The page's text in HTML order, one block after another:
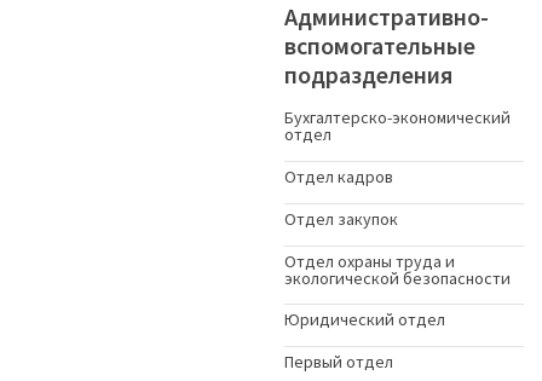
Административно-
вспомогательные
подразделения
Бухгалтерско-экономический
отдел
Отдел кадров
Отдел закупок
Отдел охраны труда и
экологической безопасности
Юридический отдел
Первый отдел